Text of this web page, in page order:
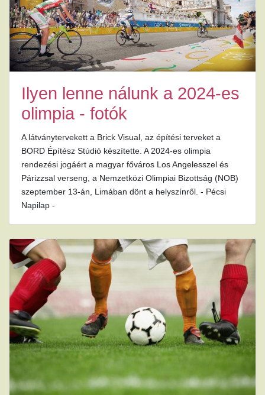
Ilyen lenne nálunk a 2024-es
olimpia - fotók
A látványtervekett a Brick Visual, az építési terveket a
BORD Építész Stúdió készítette. A 2024-es olimpia
rendezési jogáért a magyar főváros Los Angelesszel és
Párizzsal verseng, a Nemzetközi Olimpiai Bizottság (NOB)
szeptember 13-án, Limában dönt a helyszínről. - Pécsi
Napilap -